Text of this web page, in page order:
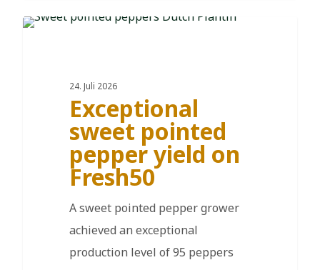
24. Juli 2026
Exceptional
sweet pointed
pepper yield on
Fresh50
A sweet pointed pepper grower
achieved an exceptional
production level of 95 peppers